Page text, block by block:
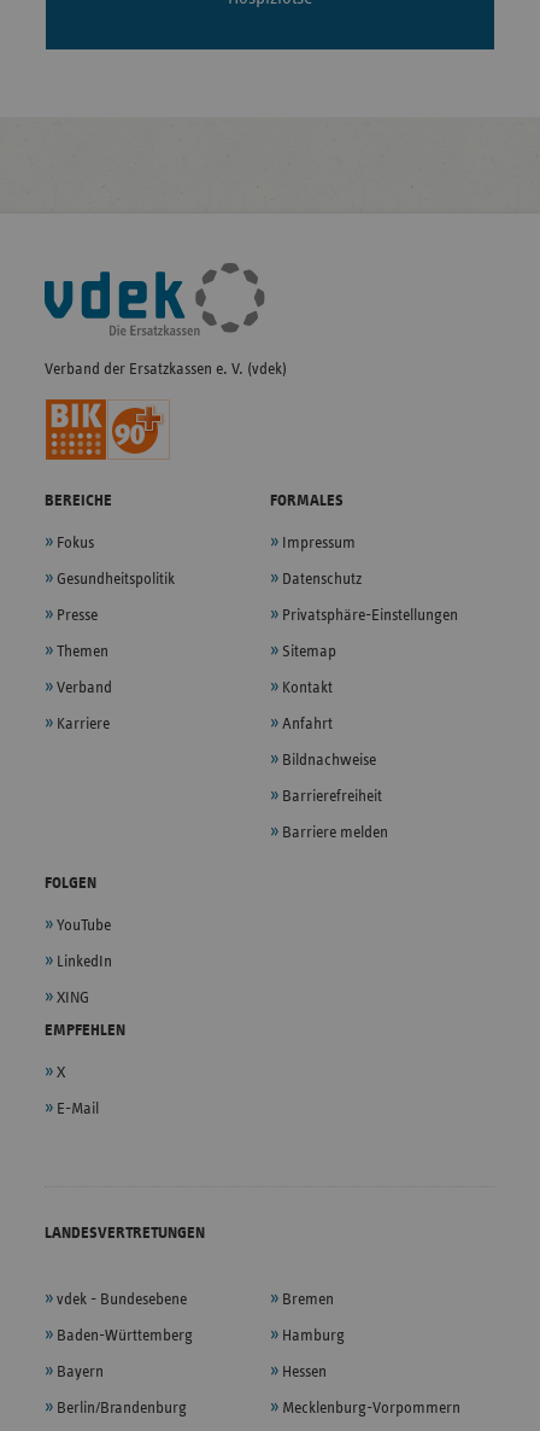
Fußleisten-
Navigation
Verband der Ersatzkassen e. V. (vdek)
BEREICHE
Fokus
Gesundheitspolitik
Presse
Themen
Verband
Karriere
FORMALES
Impressum
Datenschutz
Privatsphäre-Einstellungen
Sitemap
Kontakt
Anfahrt
Bildnachweise
Barrierefreiheit
Barriere melden
FOLGEN
YouTube
LinkedIn
XING
EMPFEHLEN
X
E-Mail
LANDESVERTRETUNGEN
vdek - Bundesebene
Baden-Württemberg
Bayern
Berlin/Brandenburg
Bremen
Hamburg
Hessen
Mecklenburg-Vorpommern